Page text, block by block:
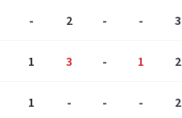
- 2 - - 3
1 3 - 1 2
1 - - - 2